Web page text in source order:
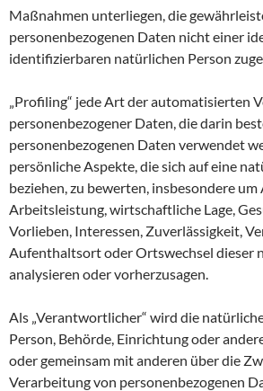
Maßnahmen unterliegen, die
personenbezogenen Daten nicht einer
identifizierbaren natürlichen Person
„Profiling“ jede Art der automatisierten
personenbezogener Daten, die darin
personenbezogenen Daten verwendet
persönliche Aspekte, die sich auf eine
beziehen, zu bewerten, insbesondere
Arbeitsleistung, wirtschaftliche Lage,
Vorlieben, Interessen, Zuverlässigkeit,
Aufenthaltsort oder Ortswechsel dieser
analysieren oder vorherzusagen.
Als „Verantwortlicher“ wird die
Person, Behörde, Einrichtung oder
oder gemeinsam mit anderen über die
Verarbeitung von personenbezogenen